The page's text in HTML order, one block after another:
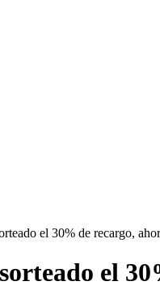
el 30% de recargo,
el